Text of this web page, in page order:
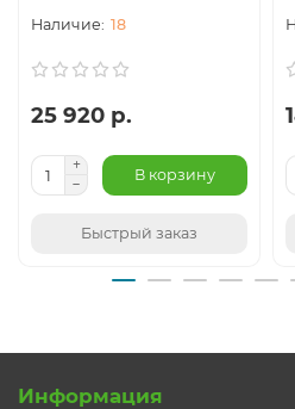
18
25 920 р.
В корзину
Быстрый заказ
Информация